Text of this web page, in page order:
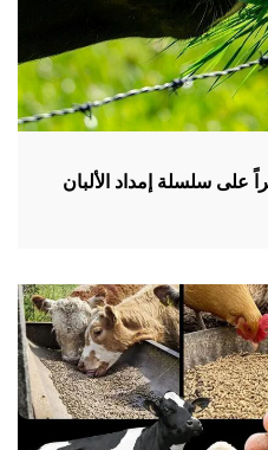
على سلسلة إمداد الألبان